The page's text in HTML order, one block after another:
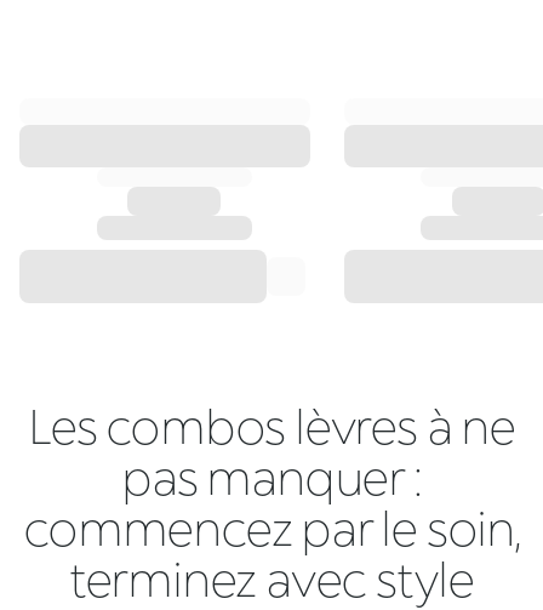
Les combos lèvres à ne
pas manquer :
commencez par le soin,
terminez avec style